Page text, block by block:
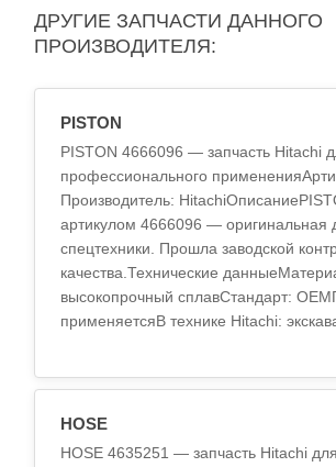
ДРУГИЕ ЗАПЧАСТИ ДАННОГО
ПРОИЗВОДИТЕЛЯ:
PISTON
PISTON 4666096 — запчасть Hitachi
профессионального
Производитель:
артикулом 4666096 — оригинальная
спецтехники. Прошла заводской
качества.Технические
высокопрочный сплавСтандарт:
применяетсяВ технике Hitachi:
HOSE
HOSE 4635251 — запчасть Hitachi для